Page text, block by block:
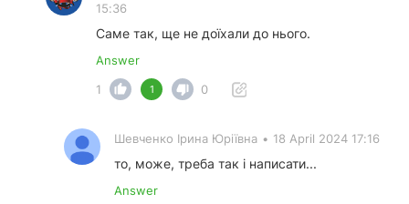
15:36
Саме так, ще не доїхали до нього.
Answer
1
1 0
Шевченко Ірина Юріївна • 18 April 2024 17:16
то, може, треба так і написати...
Answer